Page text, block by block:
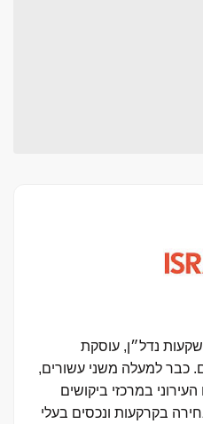
נדל״ן, עוסקת
כבר למעלה משני עשורים,
במרכזי ביקושים
בקרקעות ונכסים בעלי